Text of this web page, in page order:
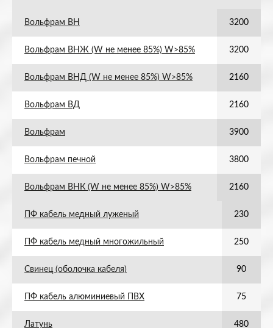
Вольфрам ВН 3200
Вольфрам ВНЖ (W не менее 85%) W>85% 3200
Вольфрам ВНД (W не менее 85%) W>85% 2160
Вольфрам ВД 2160
Вольфрам 3900
Вольфрам печной 3800
Вольфрам ВНК (W не менее 85%) W>85% 2160
ПФ кабель медный луженый 230
ПФ кабель медный многожильный 250
Свинец (оболочка кабеля) 90
ПФ кабель алюминиевый ПВХ 75
Латунь 480